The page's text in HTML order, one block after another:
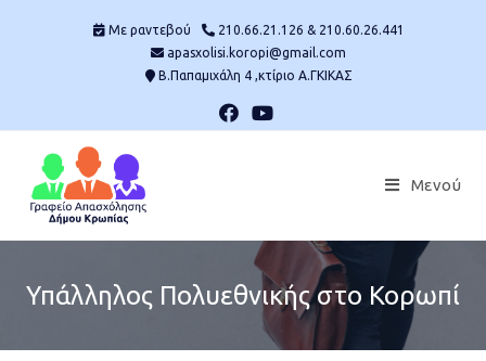
Mε ραντεβού
210.66.21.126 & 210.60.26.441
apasxolisi.koropi@gmail.com
Β.Παπαμιχάλη 4 ,κτίριο Α.ΓΚΙΚΑΣ
Μενού
Υπάλληλος Πολυεθνικής στο Κορωπί